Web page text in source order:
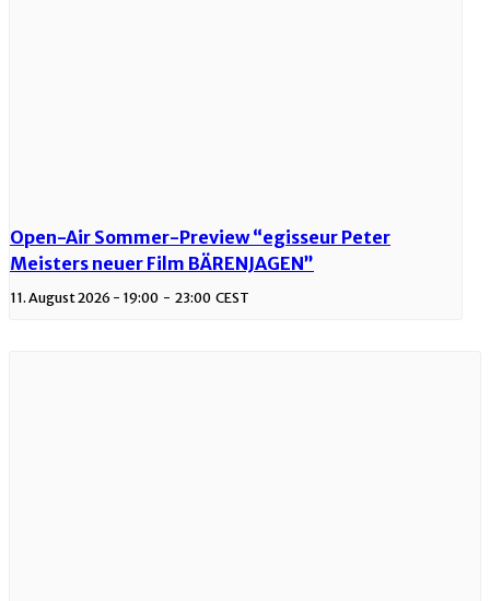
Open-Air Sommer-Preview “egisseur Peter
Meisters neuer Film BÄRENJAGEN”
11. August 2026 - 19:00 - 23:00 CEST